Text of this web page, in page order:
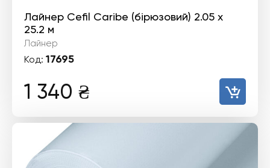
Лайнер Cefil Caribe (бірюзовий) 2.05 х
25.2 м
Лайнер
Код: 17695
1 340 ₴